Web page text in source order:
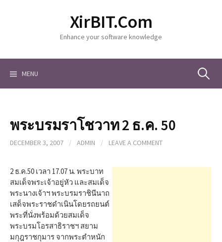
o
XirBIT.Com
Enhance your software knowledge
MENU S
พระบรมราโชวาท 2 ธ.ค. 50
DECEMBER 3, 2007 / ADMIN / LEAVE A COMMENT
2 ธ.ค.50 เวลา 17.07 น. พระบาท
สมเด็จพระเจ้าอยู่หัว และสมเด็จ
พระนางเจ้าฯ พระบรมราชินีนาถ
เสด็จพระราชดำเนินโดยรถยนต์
พระที่นั่งพร้อมด้วยสมเด็จ
พระบรมโอรสาธิราชฯ สยาม
มกุฎราชกุมาร จากพระตำหนัก